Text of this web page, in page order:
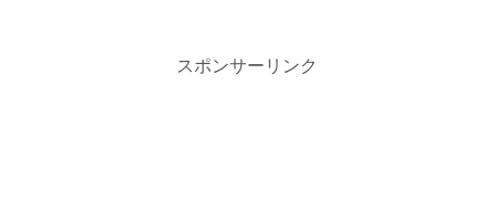
スポンサーリンク